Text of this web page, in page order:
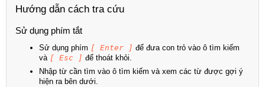
Hướng dẫn cách tra cứu
Sử dụng phím tắt
Sử dụng phím [ Enter ] để đưa con trỏ vào ô tìm kiếm
và [ Esc ] để thoát khỏi.
Nhập từ cần tìm vào ô tìm kiếm và xem các từ được gợi ý
hiện ra bên dưới.